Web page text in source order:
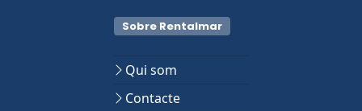
Sobre Rentalmar
Qui som
Contacte